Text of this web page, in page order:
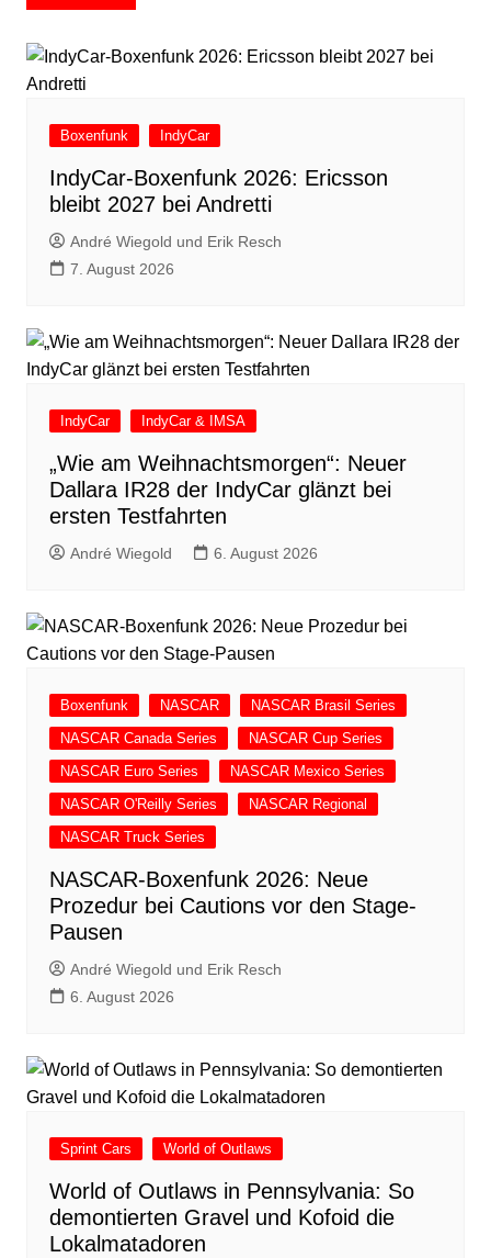
Boxenfunk IndyCar
IndyCar-Boxenfunk 2026: Ericsson
bleibt 2027 bei Andretti
André Wiegold und Erik Resch
7. August 2026
IndyCar IndyCar & IMSA
„Wie am Weihnachtsmorgen“: Neuer
Dallara IR28 der IndyCar glänzt bei
ersten Testfahrten
André Wiegold 6. August 2026
Boxenfunk NASCAR
NASCAR Brasil Series
NASCAR Canada Series
NASCAR Cup Series
NASCAR Euro Series
NASCAR Mexico Series
NASCAR O'Reilly Series
NASCAR Regional
NASCAR Truck Series
NASCAR-Boxenfunk 2026: Neue
Prozedur bei Cautions vor den Stage-
Pausen
André Wiegold und Erik Resch
6. August 2026
Sprint Cars World of Outlaws
World of Outlaws in Pennsylvania: So
demontierten Gravel und Kofoid die
Lokalmatadoren